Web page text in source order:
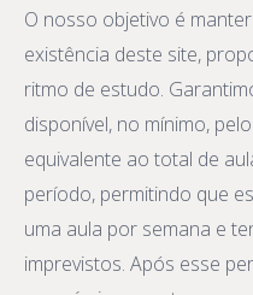
O nosso objetivo é
existência deste site,
ritmo de estudo.
disponível, no mínimo,
equivalente ao total de
período, permitindo que
uma aula por semana e
imprevistos. Após esse